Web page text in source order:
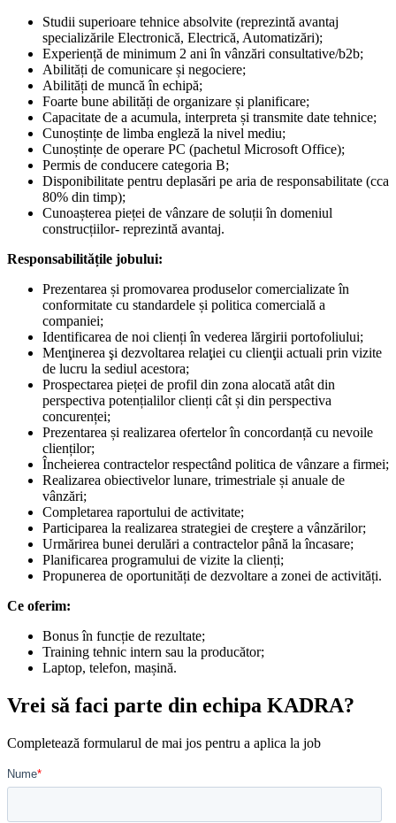
Studii superioare tehnice absolvite (reprezintă avantaj
specializările Electronică, Electrică, Automatizări);
Experiență de minimum 2 ani în vânzări consultative/b2b;
Abilități de comunicare și negociere;
Abilități de muncă în echipă;
Foarte bune abilități de organizare și planificare;
Capacitate de a acumula, interpreta și transmite date tehnice;
Cunoștințe de limba engleză la nivel mediu;
Cunoștințe de operare PC (pachetul Microsoft Office);
Permis de conducere categoria B;
Disponibilitate pentru deplasări pe aria de responsabilitate (cca
80% din timp);
Cunoașterea pieței de vânzare de soluții în domeniul
construcțiilor- reprezintă avantaj.
Responsabilitățile jobului:
Prezentarea și promovarea produselor comercializate în
conformitate cu standardele și politica comercială a
companiei;
Identificarea de noi clienți în vederea lărgirii portofoliului;
Menţinerea şi dezvoltarea relaţiei cu clienţii actuali prin vizite
de lucru la sediul acestora;
Prospectarea pieței de profil din zona alocată atât din
perspectiva potențialilor clienți cât și din perspectiva
concurenței;
Prezentarea și realizarea ofertelor în concordanță cu nevoile
clienților;
Încheierea contractelor respectând politica de vânzare a firmei;
Realizarea obiectivelor lunare, trimestriale și anuale de
vânzări;
Completarea raportului de activitate;
Participarea la realizarea strategiei de creştere a vânzărilor;
Urmărirea bunei derulări a contractelor până la încasare;
Planificarea programului de vizite la clienți;
Propunerea de oportunități de dezvoltare a zonei de activități.
Ce oferim:
Bonus în funcție de rezultate;
Training tehnic intern sau la producător;
Laptop, telefon, mașină.
Vrei să faci parte din echipa KADRA?
Completează formularul de mai jos pentru a aplica la job